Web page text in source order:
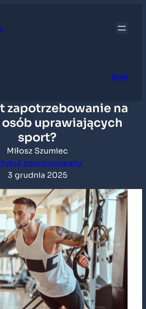
Blog
zapotrzebowanie na
osób uprawiających
sport?
Miłosz Szumiec
sponsorowany
3 grudnia 2025